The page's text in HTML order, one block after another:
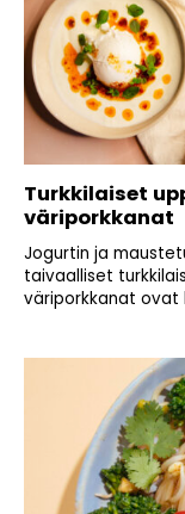
Turkkilaiset
väriporkkanat
Jogurtin ja
taivaalliset
väriporkkanat ovat